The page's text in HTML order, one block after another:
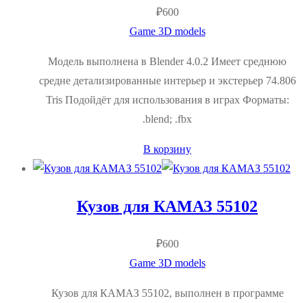
₽600
Game 3D models
Модель выполнена в Blender 4.0.2 Имеет среднюю
средне детализированные интерьер и экстерьер 74.806
Tris Подойдёт для использования в играх Форматы:
.blend; .fbx
В корзину
Кузов для КАМАЗ 55102
₽600
Game 3D models
Кузов для КАМАЗ 55102, выполнен в программе